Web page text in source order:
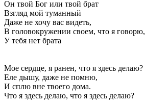
Он твой Бог или твой брат
Взгляд мой туманный
Даже не хочу вас видеть,
В головокружении своем, что я говорю,
У тебя нет брата
Мое сердце, я ранен, что я здесь делаю?
Еле дышу, даже не помню,
И сплю вне твоего дома.
Что я здесь делаю, что я здесь делаю?